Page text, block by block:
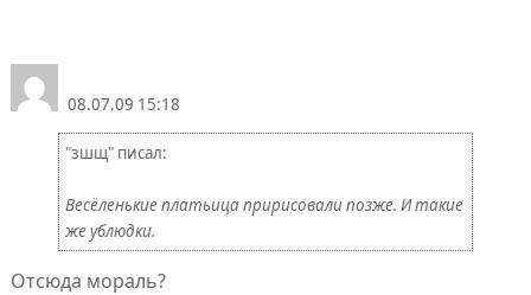
08.07.09 15:18
"зшщ" писал:
Весёленькие платьица пририсовали позже. И такие
же ублюдки.
Отсюда мораль?